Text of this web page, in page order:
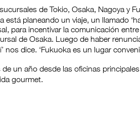
de Tokio, Osaka, Nagoya y
planeando un viaje, un llamado
para incentivar la comunicación
de Osaka. Luego de haber
dice. ‘Fukuoka es un lugar
un año desde las oficinas
gourmet.